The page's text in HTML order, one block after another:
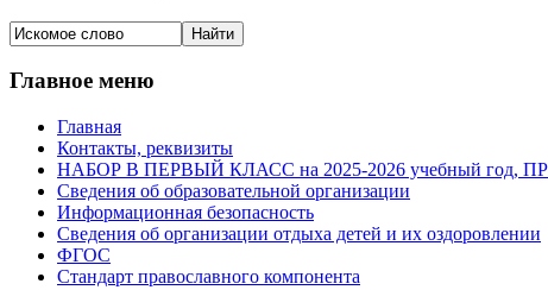
Главное меню
Главная
Контакты, реквизиты
НАБОР В ПЕРВЫЙ КЛАСС на 2025-2026 учебный
Сведения об образовательной организации
Информационная безопасность
Сведения об организации отдыха детей и их оздоровлении
ФГОС
Стандарт православного компонента